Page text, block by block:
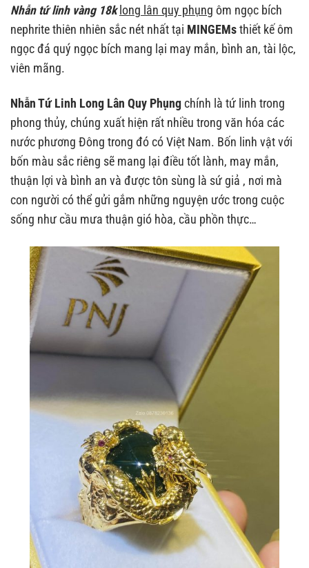
Nhẫn tứ linh vàng 18k long lân quy phụng ôm ngọc bích
nephrite thiên nhiên sắc nét nhất tại MINGEMs thiết kế ôm
ngọc đá quý ngọc bích mang lại may mắn, bình an, tài lộc,
viên mãng.
Nhẫn Tứ Linh Long Lân Quy Phụng chính là tứ linh trong
phong thủy, chúng xuất hiện rất nhiều trong văn hóa các
nước phương Đông trong đó có Việt Nam. Bốn linh vật với
bốn màu sắc riêng sẽ mang lại điều tốt lành, may mắn,
thuận lợi và bình an và được tôn sùng là sứ giả , nơi mà
con người có thể gửi gắm những nguyện ước trong cuộc
sống như cầu mưa thuận gió hòa, cầu phồn thực…